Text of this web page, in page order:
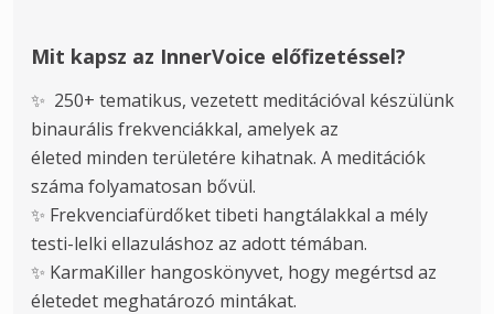
Mit kapsz az InnerVoice előfizetéssel?
✨  250+ tematikus, vezetett meditációval készülünk
binaurális frekvenciákkal, amelyek az
életed minden területére kihatnak. A meditációk
száma folyamatosan bővül.
✨ Frekvenciafürdőket tibeti hangtálakkal a mély
testi-lelki ellazuláshoz az adott témában.
✨ KarmaKiller hangoskönyvet, hogy megértsd az
életedet meghatározó mintákat.